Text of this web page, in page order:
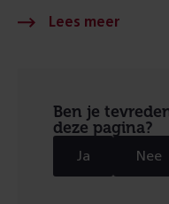
Ben je
deze pagina?
Ja Nee